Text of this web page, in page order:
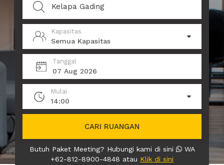
Kapasitas
Semua Kapasitas
Tanggal
07 Aug 2026
Mulai
14:00
CARI RUANGAN
Butuh Paket Meeting? Hubungi kami di sini
WA
+62-812-8900-4848 atau Klik di sini